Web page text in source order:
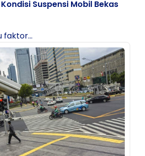
Suspensi Mobil Bekas
faktor...